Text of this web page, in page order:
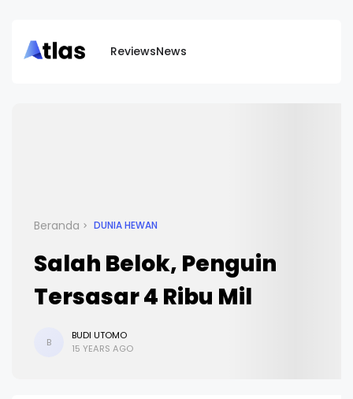
ReviewsNews
Beranda DUNIA HEWAN
Salah Belok, Penguin
Tersasar 4 Ribu Mil
B
BUDI UTOMO
15 YEARS AGO